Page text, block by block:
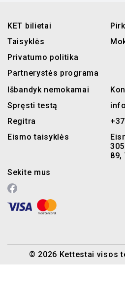
KET bilietai
Taisyklės
Privatumo politika
Partnerystės programa
Išbandyk nemokamai
Spręsti testą
Regitra
Eismo taisyklės
Sekite mus
89,
© 2026 Kettestai visos